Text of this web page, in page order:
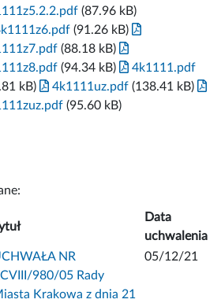
(87.96 kB)
(91.26 kB)
(88.18 kB)
(94.34 kB)
4k1111.pdf
kB)
4k1111uz.pdf (138.41 kB)
(95.60 kB)
Data
uchwalenia
NR
980/05 Rady
Krakowa z dnia 21
05/12/21